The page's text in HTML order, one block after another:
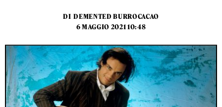
DI DEMENTED BURROCACAO
6 MAGGIO 2021 10:48